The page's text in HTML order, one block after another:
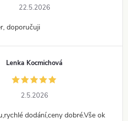
22.5.2026
doporučuji
Lenka Kocmichová
2.5.2026
dodání,ceny dobré.Vše ok